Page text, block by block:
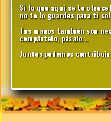
Si lo que aquí se te
no te lo guardes para ti
Tus manos también son
compártelo, pásalo...
Juntos podemos